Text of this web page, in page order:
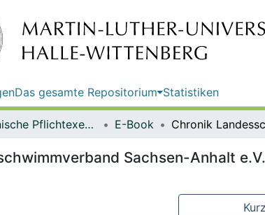
Das gesamte Repositorium Statistiken
Elektronische Pflichtexemplare E-Book
Sachsen-Anhalt e.V.